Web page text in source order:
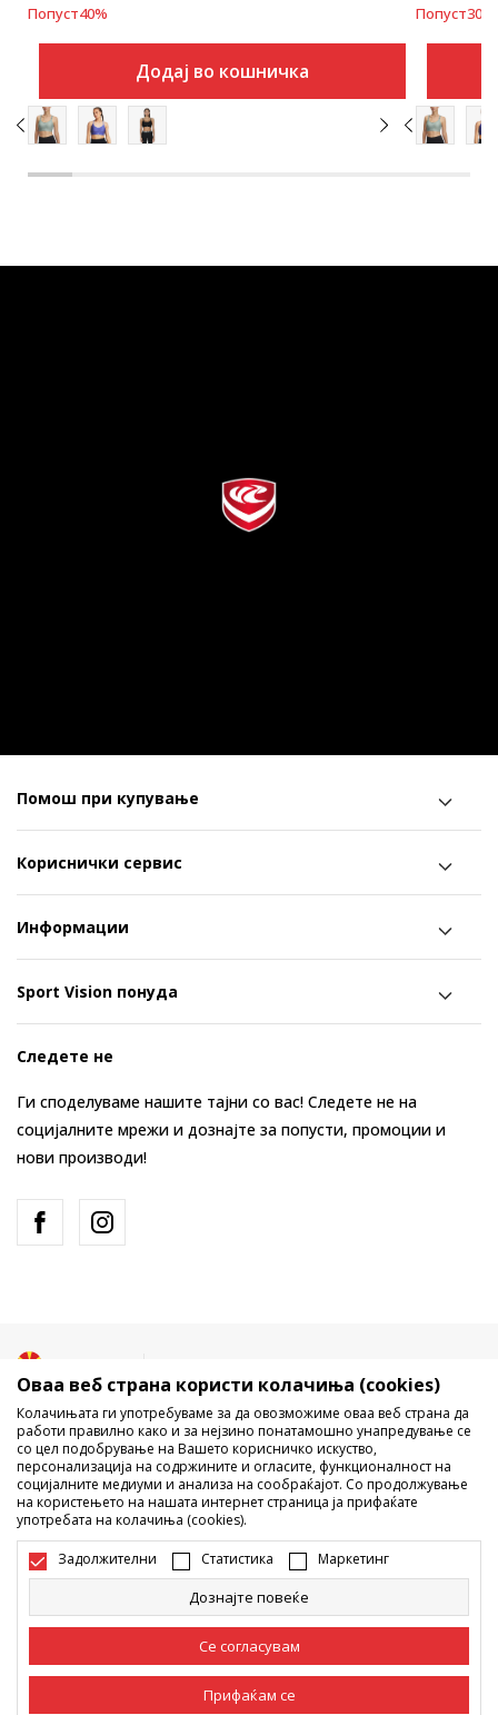
Попуст40%
Додај во кошничка
Попуст30
Помош при купување
Кориснички сервис
Информации
Sport Vision понуда
Следете не
Ги споделуваме нашите тајни со вас! Следете не на
социјалните мрежи и дознајте за попусти, промоции и
нови производи!
Не е дозволено превземање или користење на содржината од
интернет страните на Sport Vision, делумно или целосно a се
однесува на логоа, трговски марки, комерцијални содржини, ниту
истите да се отстапуваат на трети лица, јавно да се објавуваат или да
се користат за било какви цели, без писмена согласност од БДС.МК
ДООЕЛ.
Настојуваме да бидеме што попрецизни во описот на производот,
фотографијата и самата цена, но не можеме да гарантираме дака
сите информации се комплетни и без грешка. Сите прикажани
производи на сајтот се дел од нашата понуда, но не се подразбира
Оваа веб страна користи колачиња (cookies)
Колачињата ги употребуваме за да овозможиме оваа веб страна да
работи правилно како и за нејзино понатамошно унапредување се
со цел подобрување на Вашето корисничко искуство,
персонализација на содржините и огласите, функционалност на
социјалните медиуми и анализа на сообраќајот. Со продолжување
на користењето на нашата интернет страница ја прифаќате
употребата на колачиња (cookies).
Задолжителни Статистика Маркетинг
Дознајте повеќе
Се согласувам
Прифаќам се